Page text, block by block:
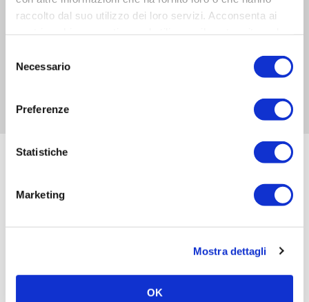
raccolto dal suo utilizzo dei loro servizi. Acconsenta ai
delNecessario
Preferenze
Statistiche
Marketing
Mostra dettagli
OK
Ti è piaciuto questo articolo? Condividilo sui tuoi social network
Related posts